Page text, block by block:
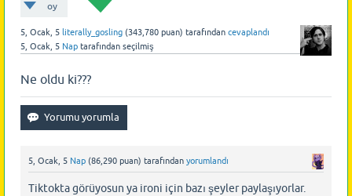
oy
5, Ocak, 5 literally_gosling (343,780 puan) tarafından cevaplandı
5, Ocak, 5 Nap tarafından seçilmiş
Ne oldu ki???
5, Ocak, 5 Nap (86,290 puan) tarafından yorumlandı
Tiktokta görüyosun ya ironi için bazı şeyler paylaşıyorlar.